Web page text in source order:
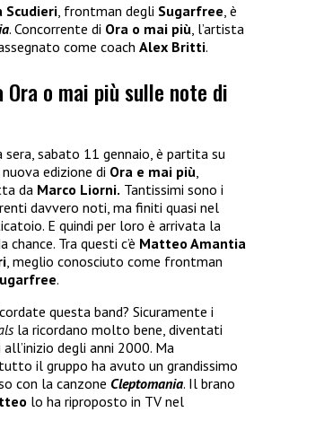
Scudieri , frontman degli Sugarfree , è
. Concorrente di Ora o mai più , l’artista
come coach Alex Britti.
o mai più sulle note di
sera, sabato 11 gennaio, è partita su
edizione di Ora e mai più,
da Marco Liorni. Tantissimi sono i
davvero noti, ma finiti quasi nel
E quindi per loro è arrivata la
chance. Tra questi c’è Matteo Amantia
, meglio conosciuto come frontman
.
questa band? Sicuramente i
la ricordano molto bene, diventati
degli anni 2000. Ma
il gruppo ha avuto un grandissimo
con la canzone Cleptomania. Il brano
lo ha riproposto in TV nel